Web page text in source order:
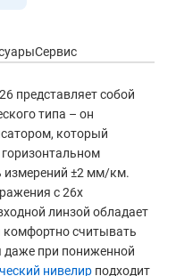
Сервис
представляет собой
типа – он
который
измерений ±2 мм/км.
с 26x
линзой обладает
комфортно считывать
даже при пониженной
нивелир подходит